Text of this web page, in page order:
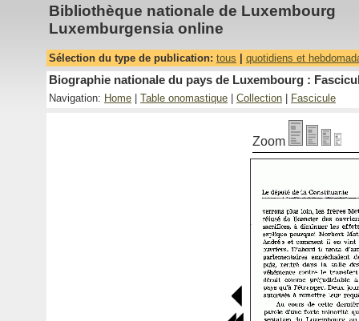
Bibliothèque nationale de Luxembourg
Luxemburgensia online
Sélection du type de publication: tous quotidiens et
Biographie nationale du pays de Luxembourg :
Navigation: Home Table onomastique Collection Fascicule
Zoom